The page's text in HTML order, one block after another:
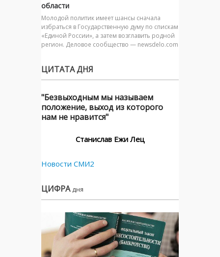
области
Молодой политик имеет шансы сначала
избраться в Государственную думу по спискам
«Единой России», а затем возглавить родной
регион. Деловое сообщество — newsdelo.com
ЦИТАТА ДНЯ
"Безвыходным мы называем
положение, выход из которого
нам не нравится"
Станислав Ежи Лец
Новости СМИ2
ЦИФРА дня